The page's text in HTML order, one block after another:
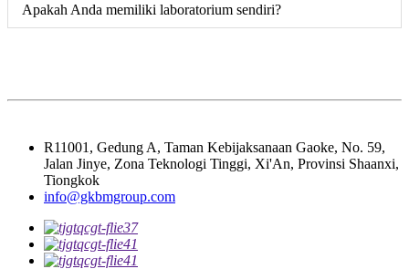
Apakah Anda memiliki laboratorium sendiri?
R11001, Gedung A, Taman Kebijaksanaan Gaoke, No. 59,
Jalan Jinye, Zona Teknologi Tinggi, Xi'An, Provinsi Shaanxi,
Tiongkok
info@gkbmgroup.com